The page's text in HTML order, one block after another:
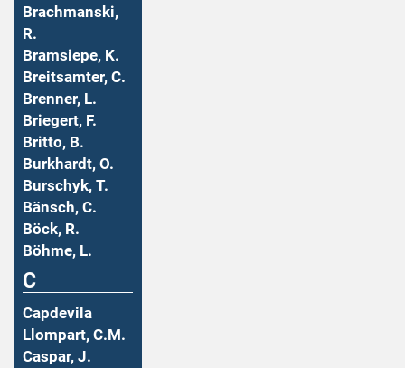
Brachmanski,
R.
Bramsiepe, K.
Breitsamter, C.
Brenner, L.
Briegert, F.
Britto, B.
Burkhardt, O.
Burschyk, T.
Bänsch, C.
Böck, R.
Böhme, L.
C
Capdevila
Llompart, C.M.
Caspar, J.